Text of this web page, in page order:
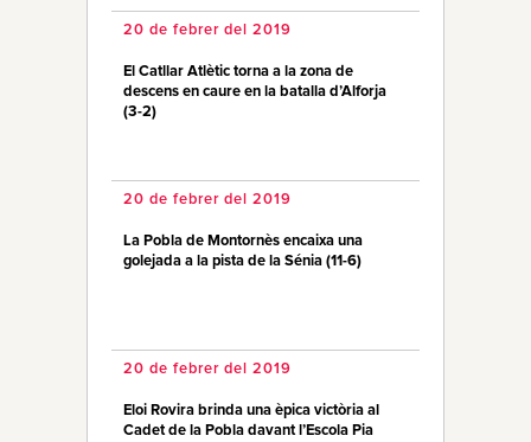
Qui Som
20 de febrer del 2019
El Catllar Atlètic torna a la zona de
descens en caure en la batalla d’Alforja
(3-2)
20 de febrer del 2019
La Pobla de Montornès encaixa una
golejada a la pista de la Sénia (11-6)
20 de febrer del 2019
Eloi Rovira brinda una èpica victòria al
Cadet de la Pobla davant l’Escola Pia